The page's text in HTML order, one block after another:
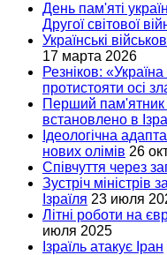
День пам'яті
Другої світової
Українські
17 марта 2026
Резніков:
протистояти осі
Перший пам'ятник
встановлено в
Ідеологічна
нових олімів 26
Співчуття через
Зустріч міністрів
Ізраїля 23 июля
Літні роботи на
июля 2025
Ізраїль атакує Іран